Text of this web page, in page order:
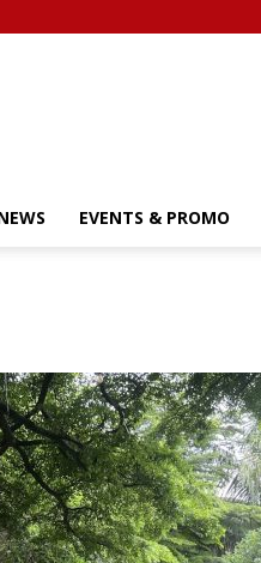
EVENTS & PROMO